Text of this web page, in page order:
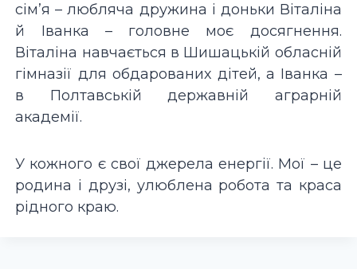
сім’я – любляча дружина і доньки Віталіна
й Іванка – головне моє досягнення.
Віталіна навчається в Шишацькій обласній
гімназії для обдарованих дітей, а Іванка –
в Полтавській державній аграрній
академії.
У кожного є свої джерела енергії. Мої – це
родина і друзі, улюблена робота та краса
рідного краю.